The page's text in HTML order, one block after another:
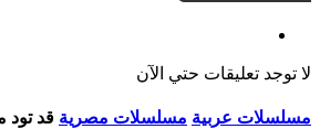
لا توجد تعليقات حتي الآن
مسلسلات عربية مسلسلات مصرية قد تود